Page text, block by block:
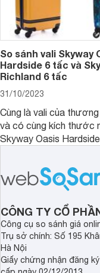
So sánh vali Skyway
Hardside 6 tấc và
Richland 6 tấc
31/10/2023
Cùng là vali của
và có cùng kích thước
Skyway Oasis
triệu đồng.
CÔNG TY CỔ
Công cụ so sánh giá
Trụ sở chính: Số 195
Hà Nội
Giấy chứng nhận đăng